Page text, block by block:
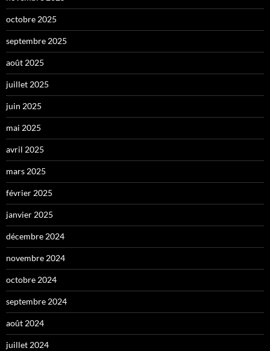
octobre 2025
septembre 2025
août 2025
juillet 2025
juin 2025
mai 2025
avril 2025
mars 2025
février 2025
janvier 2025
décembre 2024
novembre 2024
octobre 2024
septembre 2024
août 2024
juillet 2024